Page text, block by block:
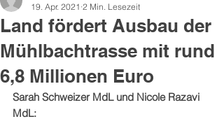
Land fördert Ausbau der
Mühlbachtrasse mit rund
6,8 Millionen Euro
19. Apr. 2021 2 Min. Lesezeit
Sarah Schweizer MdL und Nicole Razavi
MdL: